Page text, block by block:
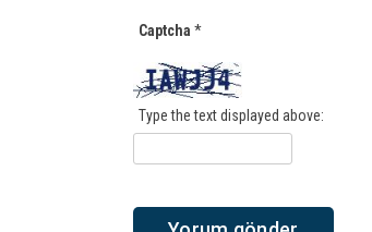
Captcha *
Type the text displayed above: